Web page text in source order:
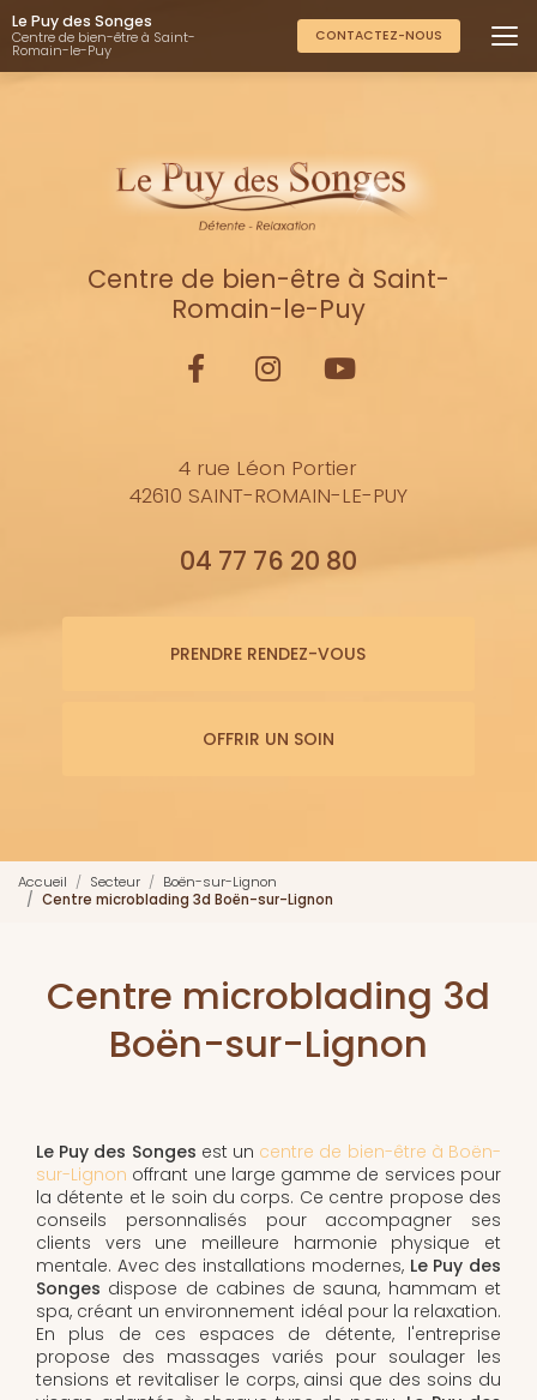
Aller
au
contenu
principal
Le Puy des Songes
Centre de bien-être à Saint-
Romain-le-Puy
CONTACTEZ-NOUS
Centre de bien-être à Saint-
Romain-le-Puy
4 rue Léon Portier
42610 SAINT-ROMAIN-LE-PUY
04 77 76 20 80
PRENDRE RENDEZ-VOUS
OFFRIR UN SOIN
Accueil Secteur
Boën-sur-Lignon
Centre microblading 3d Boën-sur-Lignon
Centre microblading 3d
Boën-sur-Lignon
Le Puy des Songes est un centre de bien-être à Boën-
sur-Lignon offrant une large gamme de services pour
la détente et le soin du corps. Ce centre propose des
conseils personnalisés pour accompagner ses
clients vers une meilleure harmonie physique et
mentale. Avec des installations modernes, Le Puy des
Songes dispose de cabines de sauna, hammam et
spa, créant un environnement idéal pour la relaxation.
En plus de ces espaces de détente, l'entreprise
propose des massages variés pour soulager les
tensions et revitaliser le corps, ainsi que des soins du